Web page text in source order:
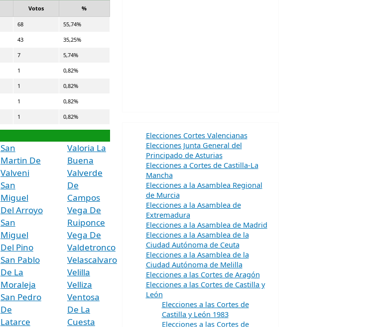
Votos %
68 55,74%
43 35,25%
7 5,74%
1 0,82%
1 0,82%
1 0,82%
1 0,82%
San
Martin De
Valveni
San
Miguel
Del Arroyo
San
Miguel
Del Pino
San Pablo
De La
Moraleja
San Pedro
De
Latarce
Valoria La
Buena
Valverde
De
Campos
Vega De
Ruiponce
Vega De
Valdetronco
Velascalvaro
Velilla
Velliza
Ventosa
De La
Cuesta
Elecciones Cortes Valencianas
Elecciones Junta General del
Principado de Asturias
Elecciones a Cortes de Castilla-La
Mancha
Elecciones a la Asamblea Regional
de Murcia
Elecciones a la Asamblea de
Extremadura
Elecciones a la Asamblea de Madrid
Elecciones a la Asamblea de la
Ciudad Autónoma de Ceuta
Elecciones a la Asamblea de la
Ciudad Autónoma de Melilla
Elecciones a las Cortes de Aragón
Elecciones a las Cortes de Castilla y
León
Elecciones a las Cortes de
Castilla y León 1983
Elecciones a las Cortes de